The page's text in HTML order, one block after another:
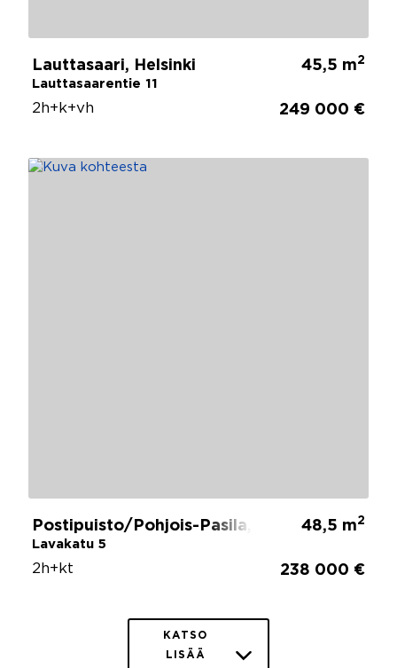
Lauttasaari, Helsinki
Lauttasaarentie 11
45,5 m2
2h+k+vh 249 000 €
Postipuisto/Pohjois-Pasila, Helsinki
Lavakatu 5
48,5 m2
2h+kt 238 000 €
KATSO
LISÄÄ